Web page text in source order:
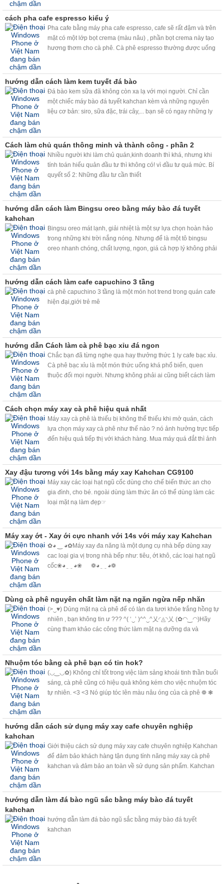
cách pha cafe espresso kiểu ý
Pha cafe bằng máy pha cafe espresso, cafe sẽ rất đậm và trên
mặt có một lớp bọt crema (màu nâu) , phần bọt crema này tạo
hương thơm cho cà phê. Cà phê espresso thường được uống
khẩu vị.
hướng dẫn cách làm kem tuyết đá bào
Đá bào kem sữa đã không còn xa lạ với mọi người. Chỉ cần
một chiếc máy bào đá tuyết kahchan kèm và những nguyên
liệu cơ bản: siro, sữa đặc, trái cây,... bạn sẽ có ngay những ly
Cách làm chủ quán thông minh và thành công - phần 2
Nhiều người khi làm chủ quán,kinh doanh thì khá, nhưng khi
tính toán hiểu quản đầu tư thì không có! vì đầu tư quá mức. Bí
quyết số 2: Những đầu tư cần thiết
hướng dẫn cách làm Bingsu oreo bằng máy bào đá tuyết
kahchan
Bingsu oreo mát lạnh, giải nhiệt là một sự lựa chọn hoàn hảo
trong những khi trời nắng nóng. Nhưng để là một tô bingsu
oreo nhanh chóng, chất lượng, ngon, giá cả hợp lý không phải
hướng dẫn cách làm cafe capuchino 3 tầng
cà phê capuchino 3 tầng là một món hot trend trong quán cafe
hiện đại,giới trẻ mê
hướng dẫn Cách làm cà phê bạc xỉu đá ngon
Chắc bạn đã từng nghe qua hay thưởng thức 1 ly cafe bạc xỉu.
Cà phê bạc xỉu là một món thức uống khá phổ biến, quen
thuộc đối mọi người. Nhưng không phải ai cũng biết cách làm
ly cafe bac xỉu ngon như ý.
Cách chọn máy xay cà phê hiệu quả nhất
Máy xay cà phê là thiếu bị không thể thiếu khi mở quán, cách
lựa chọn máy xay cà phê như thế nào ? nó ảnh hưởng trực tiếp
đến hiệu quả tiếp thị với khách hàng. Mua máy quá đắt thì ảnh
Xay đậu tương với 14s bằng máy xay Kahchan CG9100
Máy xay các loại hạt ngũ cốc dùng cho chế biến thức an cho
gia đình, cho bé. ngoài dùng làm thức ăn có thể dùng làm các
loại mặt nạ làm đẹp☞
Máy xay ớt - Xay ới cực nhanh với 14s với máy xay Kahchan
✿◕ ‿ ◕✿Máy xay đa năng là một dụng cụ nhà bếp dùng xay
cac loại gia vị trong nhà bếp như: tiêu, ớt khô, các loại hạt ngũ
cốc❀◕ ‿ ◕❀ ❁◕ ‿ ◕❁
Dùng cà phê nguyên chất làm nặt nạ ngăn ngừa nếp nhăn
(>‿♥) Dùng mặt nạ cà phê để có làn da tươi khỏe trắng hồng tự
nhiên , bạn không tin ư ??? ^( ‘‿’ )^^‿^乂◜◬◝乂 (✿◠‿◠)Hãy
cùng tham khảo các công thức làm mặt nạ dưỡng da và
mang lại. <3<3
Nhuộm tóc bằng cà phê bạn có tin hok?
(◡‿◡✿) Không chỉ tốt trong việc làm sảng khoái tinh thần buổi
sáng, cà phê cũng có hiệu quả không kém cho việc nhuộm tóc
tự nhiên. <3 <3 Nó giúp tóc lên màu nâu óng của cà phê ❁ ❃
hướng dẫn cách sử dụng máy xay cafe chuyên nghiệp
kahchan
Giới thiệu cách sử dụng máy xay cafe chuyên nghiệp Kahchan
để đảm bảo khách hàng tận dụng tính năng máy xay cà phê
kahchan và đảm bảo an toàn về sử dụng sản phẩm. Kahchan
hướng dẫn làm đá bào ngũ sắc bằng máy bào đá tuyết
kahchan
hướng dẫn làm đá bào ngũ sắc bằng máy bào đá tuyết
kahchan